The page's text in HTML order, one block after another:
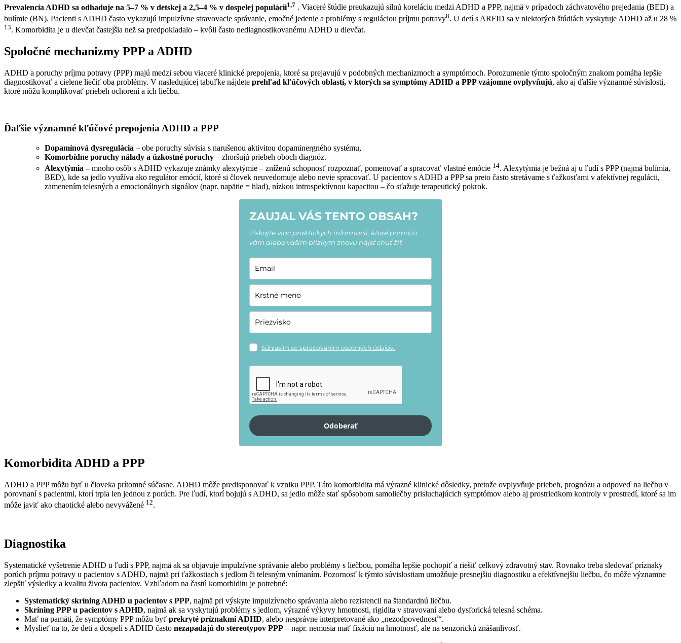
Prevalencia ADHD sa odhaduje na 5–7 % v detskej a 2,5–4 % v dospelej populácii1,7 . Viaceré štúdie preukazujú silnú koreláciu medzi ADHD a PPP, najmä v prípadoch záchvatového prejedania (BED) a
bulímie (BN). Pacienti s ADHD často vykazujú impulzívne stravovacie správanie, emočné jedenie a problémy s reguláciou príjmu potravy8. U detí s ARFID sa v niektorých štúdiách vyskytuje ADHD až u 28 %
13. Komorbidita je u dievčat častejšia než sa predpokladalo – kvôli často nediagnostikovanému ADHD u dievčat.
Spoločné mechanizmy PPP a ADHD
ADHD a poruchy príjmu potravy (PPP) majú medzi sebou viaceré klinické prepojenia, ktoré sa prejavujú v podobných mechanizmoch a symptómoch. Porozumenie týmto spoločným znakom pomáha lepšie
diagnostikovať a cielene liečiť oba problémy. V nasledujúcej tabuľke nájdete prehľad kľúčových oblastí, v ktorých sa symptómy ADHD a PPP vzájomne ovplyvňujú, ako aj ďalšie významné súvislosti,
ktoré môžu komplikovať priebeh ochorení a ich liečbu.
Ďaľšie významné kľúčové prepojenia ADHD a PPP
Dopamínová dysregulácia – obe poruchy súvisia s narušenou aktivitou dopaminergného systému,
Komorbídne poruchy nálady a úzkostné poruchy – zhoršujú priebeh oboch diagnóz.
Alexytýmia –mnoho osôb s ADHD vykazuje známky alexytýmie – zníženú schopnosť rozpoznať, pomenovať a spracovať vlastné emócie 14. Alexytýmia je bežná aj u ľudí s PPP (najmä bulímia,
BED), kde sa jedlo využíva ako regulátor emócií, ktoré si človek neuvedomuje alebo nevie spracovať. U pacientov s ADHD a PPP sa preto často stretávame s ťažkosťami v afektívnej regulácii,
zamenením telesných a emocionálnych signálov (napr. napätie = hlad), nízkou introspektívnou kapacitou – čo sťažuje terapeutický pokrok.
ZAUJAL VÁS TENTO OBSAH?
Získajte viac praktických informácií, ktoré pomôžu
vám alebo vašim blízkym znovu nájsť chuť žiť.
Súhlasím so spracovaním osobných údajov.
Odoberať
Komorbidita ADHD a PPP
ADHD a PPP môžu byť u človeka prítomné súčasne. ADHD môže predisponovať k vzniku PPP. Táto komorbidita má výrazné klinické dôsledky, pretože ovplyvňuje priebeh, prognózu a odpoveď na liečbu v
porovnaní s pacientmi, ktorí trpia len jednou z porúch. Pre ľudí, ktorí bojujú s ADHD, sa jedlo môže stať spôsobom samoliečby prisluchajúcich symptómov alebo aj prostriedkom kontroly v prostredí, ktoré sa im
môže javiť ako chaotické alebo nevyvážené 12.
Diagnostika
Systematické vyšetrenie ADHD u ľudí s PPP, najmä ak sa objavuje impulzívne správanie alebo problémy s liečbou, pomáha lepšie pochopiť a riešiť celkový zdravotný stav. Rovnako treba sledovať príznaky
porúch príjmu potravy u pacientov s ADHD, najmä pri ťažkostiach s jedlom či telesným vnímaním. Pozornosť k týmto súvislostiam umožňuje presnejšiu diagnostiku a efektívnejšiu liečbu, čo môže významne
zlepšiť výsledky a kvalitu života pacientov. Vzhľadom na častú komorbiditu je potrebné:
Systematický skríning ADHD u pacientov s PPP, najmä pri výskyte impulzívneho správania alebo rezistencii na štandardnú liečbu.
Skríning PPP u pacientov s ADHD, najmä ak sa vyskytujú problémy s jedlom, výrazné výkyvy hmotnosti, rigidita v stravovaní alebo dysforická telesná schéma.
Mať na pamäti, že symptómy PPP môžu byť prekryté príznakmi ADHD, alebo nesprávne interpretované ako „nezodpovednosť“.
Myslieť na to, že deti a dospelí s ADHD často nezapadajú do stereotypov PPP – napr. nemusia mať fixáciu na hmotnosť, ale na senzorickú znášanlivosť.